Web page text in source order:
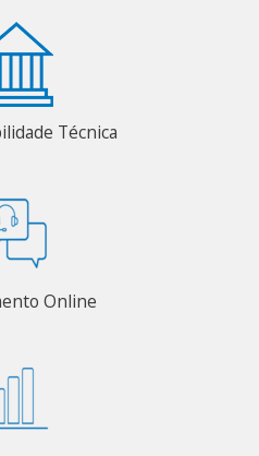
Técnica
Online